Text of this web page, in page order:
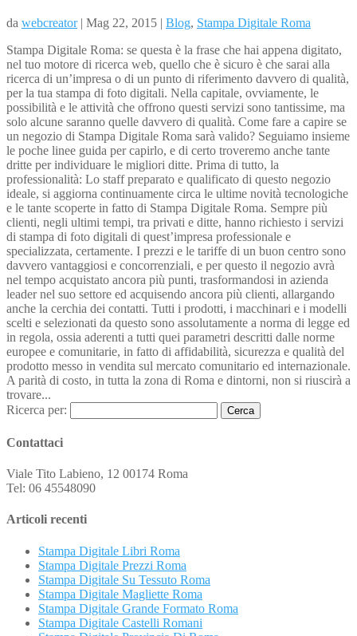
da webcreator| Mag 22, 2015 | Blog, Stampa Digitale Roma
Stampa Digitale Roma: se questa è la frase che hai appena digitato,
nel tuo motore di ricerca web, quello che è sicuro è che sarai alla
ricerca di un’impresa o di un punto di riferimento davvero di qualità,
per la tua stampa di foto digitali. Nella capitale, ovviamente, le
possibilità e le attività che offrono questi servizi sono tantissime, ma
solo alcune saranno quelle davvero di qualità. Come fare a capire se
un negozio di Stampa Digitale Roma sarà valido? Seguiamo insieme
le poche linee guida per capirlo, e di certo troveremo anche tante
dritte per individuare le migliori ditte. Prima di tutto, la
professionalità: Lo staff preparato e qualificato di questo negozio
ideale, si aggiorna continuamente circa le ultime novità tecnologiche
e le tante scoperte in fatto di Stampa Digitale Roma. Sempre più
clienti, negli ultimi tempi, tra privati e ditte, hanno richiesto i servizi
di stampa di foto digitali di quest’impresa professionale e
specializzata, certamente. I prezzi e le tariffe di un buon centro sono
davvero vantaggiosi e concorrenziali, e per questo il negozio avrà
nel tempo acquistato ancora più punti, trasformandosi in azienda
leader nel suo settore ed acquisendo ancora più clienti, allargando
anche la cerchia dei contatti. Tutti i prodotti, i macchinari e i modelli
scelti e selezionati da questo sono assolutamente a norma di legge ed
in regola, ossia aderenti a tutti quei parametri descritti dalle norme
europee e comunitarie, in fatto di affidabilità, sicurezza e qualità del
prodotto messo in vendita sul mercato comunitario ed internazionale.
A parità di costo, in tutta la zona di Roma e dintorni, non si riuscirà a
trovare...
Ricerca per:
Contattaci
Viale Tito Labieno, 12 00174 Roma
Tel: 06 45548090
Articoli recenti
Stampa Digitale Libri Roma
Stampa Digitale Prezzi Roma
Stampa Digitale Su Tessuto Roma
Stampa Digitale Magliette Roma
Stampa Digitale Grande Formato Roma
Stampa Digitale Castelli Romani